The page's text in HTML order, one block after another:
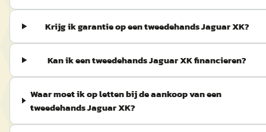
Krijg ik garantie op een tweedehands Jaguar XK?
Kan ik een tweedehands Jaguar XK financieren?
Waar moet ik op letten bij de aankoop van een
tweedehands Jaguar XK?